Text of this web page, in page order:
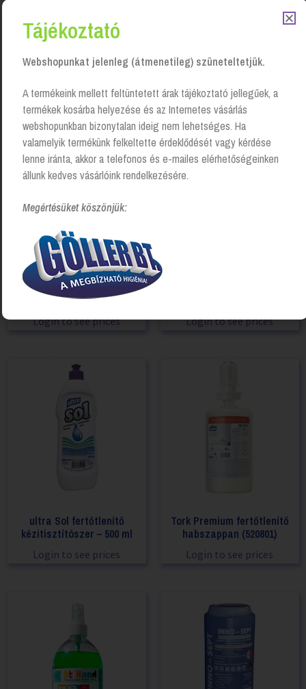
Kapcsolódó Termékek
Inno-Sept Fresh fertőtlenítő
törlőkendő – 50 db
Login to see prices Login to see prices
ultra Sol fertőtlenítő
kézitisztítószer – 500 ml
Login to see prices
Tork Premium fertőtlenítő
habszappan (520801)
Login to see prices
Tájékoztató
Webshopunkat jelenleg (átmenetileg) szüneteltetjük.
A termékeink mellett feltüntetett árak tájékoztató jellegűek, a
termékek kosárba helyezése és az Internetes vásárlás
webshopunkban bizonytalan ideig nem lehetséges. Ha
valamelyik termékünk felkeltette érdeklődését vagy kérdése
lenne iránta, akkor a telefonos és e-mailes elérhetőségeinken
állunk kedves vásárlóink rendelkezésére.
Megértésüket köszönjük: